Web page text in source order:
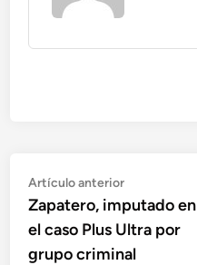
Navegación
de
entradas
Artículo anteriorArtículo
anterior:
Zapatero, imputado en
el caso Plus Ultra por
grupo criminal